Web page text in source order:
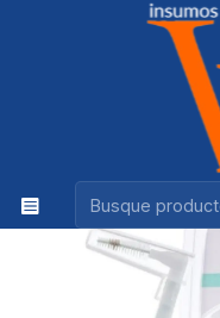
HIGIENE BUCAL